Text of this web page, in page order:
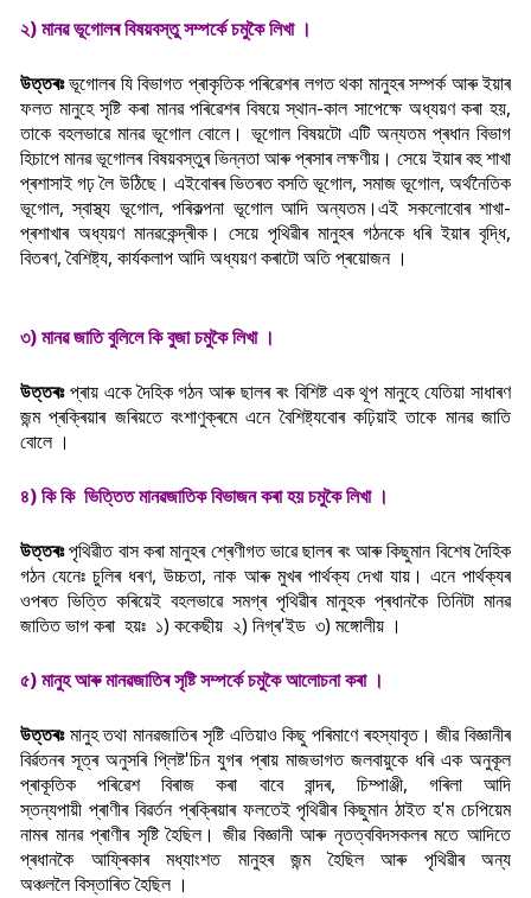
২) মানৱ ভূগোলৰ বিষয়বস্তু সম্পৰ্কে চমুকৈ লিখা ।
উত্তৰঃভূগোলৰ যি বিভাগত প্ৰাকৃতিক পৰিৱেশৰ লগত থকা মানুহৰ সম্পৰ্ক আৰু ইয়াৰ
ফলত মানুহে সৃষ্টি কৰা মানৱ পৰিৱেশৰ বিষয়ে স্থান-কাল সাপেক্ষে অধ্যয়ণ কৰা হয়,
তাকে বহলভাৱে মানৱ ভূগোল বোলে। ভূগোল বিষয়টো এটি অন্যতম প্ৰধান বিভাগ
হিচাপে মানৱ ভূগোলৰ বিষয়বস্তুৰ ভিন্নতা আৰু প্ৰসাৰ লক্ষণীয়। সেয়ে ইয়াৰ বহু শাখা
প্ৰশাসাই গঢ় লৈ উঠিছে। এইবোৰৰ ভিতৰত বসতি ভূগোল, সমাজ ভূগোল, অৰ্থনৈতিক
ভূগোল, স্বাস্থ্য ভূগোল, পৰিকল্পনা ভূগোল আদি অন্যতম।এই সকলোবোৰ শাখা-
প্ৰশাখাৰ অধ্যয়ণ মানৱকেন্দ্ৰীক। সেয়ে পৃথিৱীৰ মানুহৰ গঠনকে ধৰি ইয়াৰ বৃদ্ধি,
বিতৰণ, বৈশিষ্ট্য, কাৰ্যকলাপ আদি অধ্যয়ণ কৰাটো অতি প্ৰয়োজন ।
৩) মানৱ জাতি বুলিলে কি বুজা চমুকৈ লিখা ।
উত্তৰঃপ্ৰায় একে দৈহিক গঠন আৰু ছালৰ ৰং বিশিষ্ট এক থূপ মানুহে যেতিয়া সাধাৰণ
জন্ম প্ৰক্ৰিয়াৰ জৰিয়তে বংশাণুক্ৰমে এনে বৈশিষ্ট্যবোৰ কঢ়িয়াই তাকে মানৱ জাতি
বোলে ।
৪) কি কি ভিত্তিত মানৱজাতিক বিভাজন কৰা হয় চমুকৈ লিখা ।
উত্তৰঃপৃথিৱীত বাস কৰা মানুহৰ শ্ৰেণীগত ভাৱে ছালৰ ৰং আৰু কিছুমান বিশেষ দৈহিক
গঠন যেনেঃ চুলিৰ ধৰণ, উচ্চতা, নাক আৰু মুখৰ পাৰ্থক্য দেখা যায়। এনে পাৰ্থক্যৰ
ওপৰত ভিত্তি কৰিয়েই বহলভাৱে সমগ্ৰ পৃথিৱীৰ মানুহক প্ৰধানকৈ তিনিটা মানৱ
জাতিত ভাগ কৰা হয়ঃ ১) ককেছীয় ২) নিগ্ৰ'ইড ৩) মঙ্গোলীয় ।
৫) মানুহ আৰু মানৱজাতিৰ সৃষ্টি সম্পৰ্কে চমুকৈ আলোচনা কৰা ।
উত্তৰঃমানুহ তথা মানৱজাতিৰ সৃষ্টি এতিয়াও কিছু পৰিমাণে ৰহস্যাবৃত। জীৱ বিজ্ঞানীৰ
বিৰ্ৱতনৰ সূত্ৰ অনুসৰি প্লিষ্ট'চিন যুগৰ প্ৰায় মাজভাগত জলবায়ুকে ধৰি এক অনুকূল
প্ৰাকূতিক পৰিৱেশ বিৰাজ কৰা বাবে বান্দৰ, চিম্পাঞ্জী, গৰিলা আদি
স্তন্যপায়ী প্ৰাণীৰবিৱৰ্তন প্ৰক্ৰিয়াৰ ফলতেই পৃথিৱীৰ কিছুমান ঠাইত হ'ম চেপিয়েম
নামৰ মানৱ প্ৰাণীৰ সৃষ্টি হৈছিল। জীৱ বিজ্ঞানী আৰু নৃতত্ববিদসকলৰ মতে আদিতে
প্ৰধানকৈ আফ্ৰিকাৰ মধ্যাংশত মানুহৰ জন্ম হৈছিল আৰু পৃথিৱীৰ অন্য
অঞ্চললৈবিস্তাৰিতহৈছিল ।